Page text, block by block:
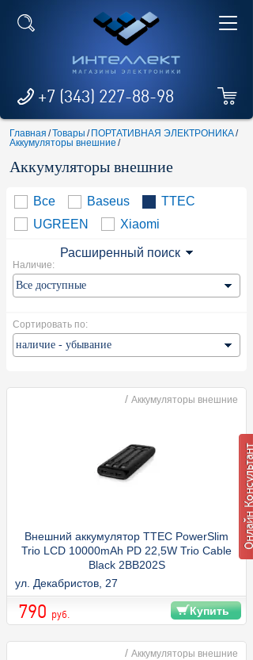
+7 (343) 227-88-98
Главная /Товары / ПОРТАТИВНАЯ ЭЛЕКТРОНИКА/
Аккумуляторы внешние /
Аккумуляторы внешние
Все Baseus
TTEC
UGREEN
Xiaomi
Расширенный поиск
Наличие:
Сортировать по:
/ Аккумуляторы внешние
Внешний аккумулятор TTEC PowerSlim
Trio LCD 10000mAh PD 22,5W Trio Cable
Black 2BB202S
ул. Декабристов, 27
790 руб. Купить
/ Аккумуляторы внешние